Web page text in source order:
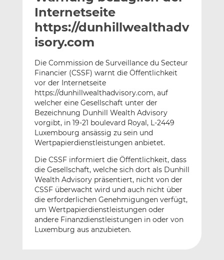
l
a
n
n
k
e
n
t
e
i
l
e
n
c
e
b
k
t
e
i
l
e
n
Internetseite
https://dunhillwealthadv
isory.com
Die Commission de Surveillance du Secteur
Financier (CSSF) warnt die Öffentlichkeit
vor der Internetseite
https://dunhillwealthadvisory.com, auf
welcher eine Gesellschaft unter der
Bezeichnung Dunhill Wealth Advisory
vorgibt, in 19-21 boulevard Royal, L-2449
Luxembourg ansässig zu sein und
Wertpapierdienstleistungen anbietet.
Die CSSF informiert die Öffentlichkeit, dass
die Gesellschaft, welche sich dort als Dunhill
Wealth Advisory präsentiert, nicht von der
CSSF überwacht wird und auch nicht über
die erforderlichen Genehmigungen verfügt,
um Wertpapierdienstleistungen oder
andere Finanzdienstleistungen in oder von
Luxemburg aus anzubieten.